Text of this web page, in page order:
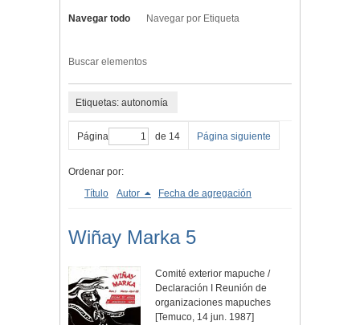
Navegar todo Navegar por Etiqueta
Buscar elementos
Etiquetas: autonomía
Página de 14 Página siguiente
Ordenar por:
Título
Autor Fecha de agregación
Wiñay Marka 5
Comité exterior mapuche /
Declaración I Reunión de
organizaciones mapuches
[Temuco, 14 jun. 1987]